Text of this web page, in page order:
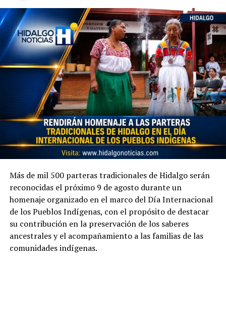
Más de mil 500 parteras tradicionales de Hidalgo serán
reconocidas el próximo 9 de agosto durante un
homenaje organizado en el marco del Día Internacional
de los Pueblos Indígenas, con el propósito de destacar
su contribución en la preservación de los saberes
ancestrales y el acompañamiento a las familias de las
comunidades indígenas.